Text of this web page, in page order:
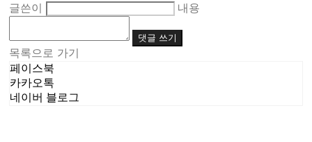
글쓴이
내용
댓글 쓰기
목록으로 가기
페이스북
카카오톡
네이버 블로그